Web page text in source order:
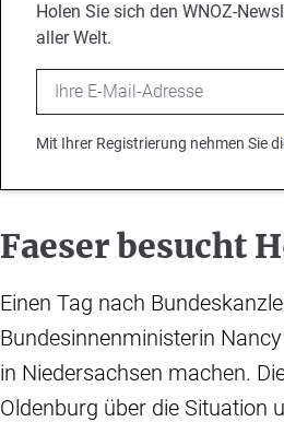
Holen Sie sich den WNOZ-
aller Welt.
Email
Mit Ihrer Registrierung nehmen Sie
Faeser besucht
Einen Tag nach
Bundesinnenministerin
in Niedersachsen machen.
Oldenburg über die Situation